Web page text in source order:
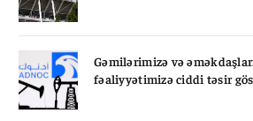
Gəmilərimizə və
fəaliyyətimizə ciddi təsir